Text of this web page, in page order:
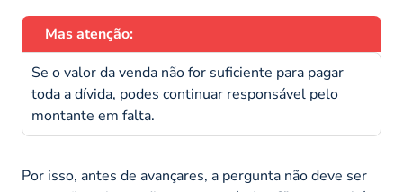
Mas atenção:
Se o valor da venda não for suficiente para pagar
toda a dívida, podes continuar responsável pelo
montante em falta.
Por isso, antes de avançares, a pergunta não deve ser